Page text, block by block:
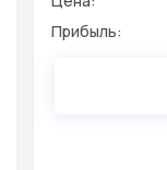
Прибыль: